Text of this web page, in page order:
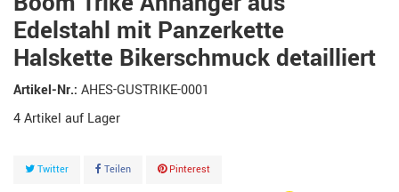
Edelstahl mit Panzerkette
Halskette Bikerschmuck detailliert
Artikel-Nr.: AHES-GUSTRIKE-0001
4Artikel
Twitter Teilen Pinterest